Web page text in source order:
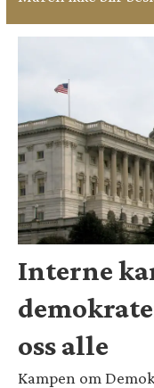
Interne
oss alle
Kampen om